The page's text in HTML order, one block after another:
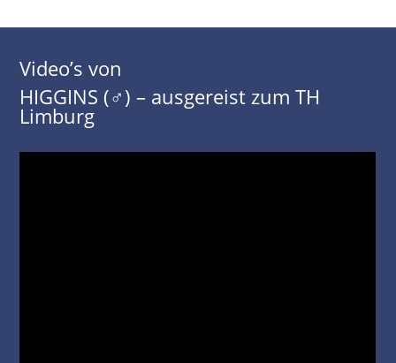
Video’s von
HIGGINS (♂) – ausgereist zum TH
Limburg